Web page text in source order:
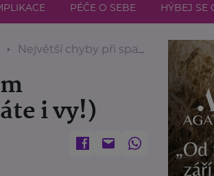
PÉČE O SEBE HÝBEJ SE
Největší chyby při spaní během těhotenství (které možná děláte i vy!)
i vy!)